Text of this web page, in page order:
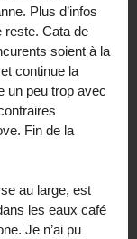
Plus d’infos
reste. Cata de
soient à la
continue la
un peu trop avec
Fin de la
au large, est
les eaux café
Je n’ai pu